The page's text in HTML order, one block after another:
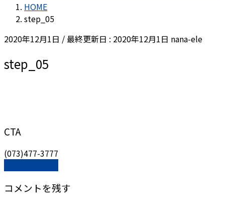
HOME
step_05
2020年12月1日 / 最終更新日 : 2020年12月1日 nana-ele
step_05
CTA
(073)477-3777
コメントを残す